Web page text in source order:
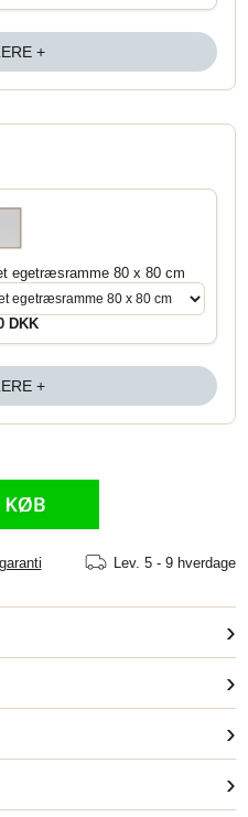
+
egetræsramme 80 x 80 cm
DKK
+
Lev. 5 - 9 hverdage
›
›
›
›